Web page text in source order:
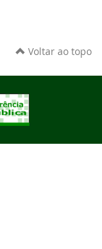
Voltar ao topo